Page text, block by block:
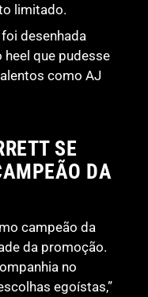
limitado.
desenhada
que pudesse
como AJ
SE
DA
campeão da
da promoção.
no
egoístas,”